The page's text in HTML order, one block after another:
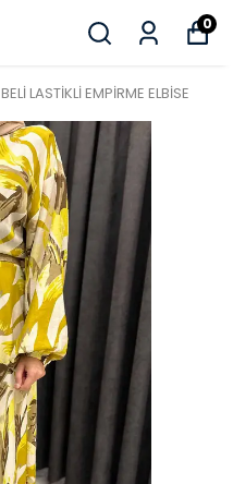
0
BELİ LASTİKLİ EMPİRME ELBİSE